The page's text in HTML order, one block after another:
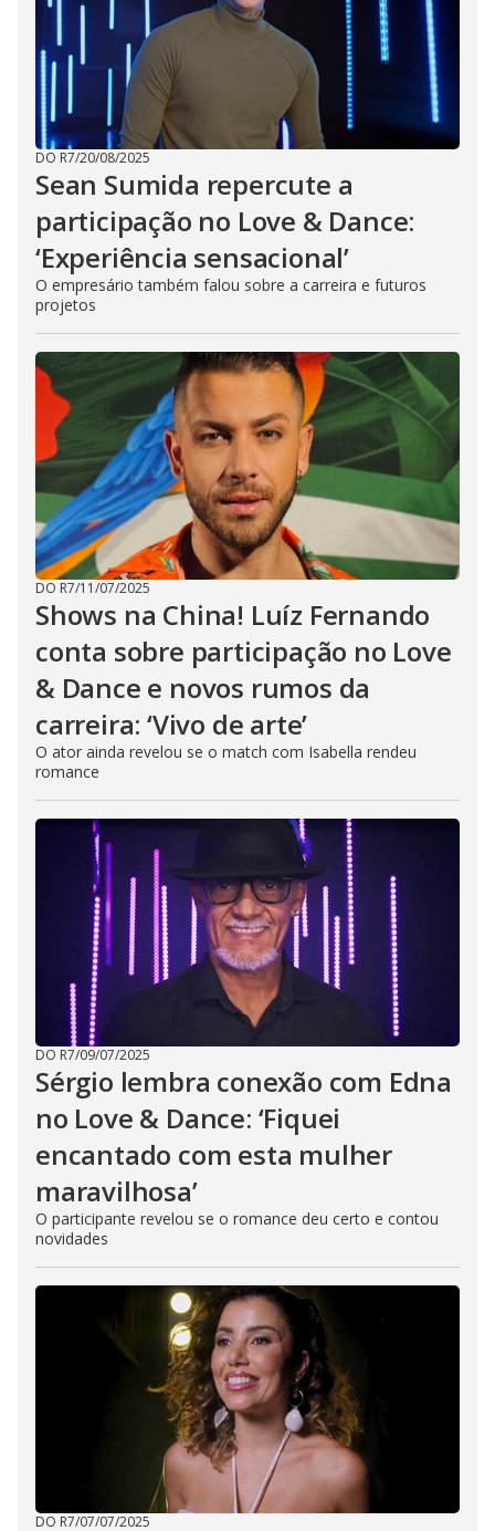
DO R7/20/08/2025
Sean Sumida repercute a
participação no Love & Dance:
‘Experiência sensacional’
O empresário também falou sobre a carreira e futuros
projetos
DO R7/11/07/2025
Shows na China! Luíz Fernando
conta sobre participação no Love
& Dance e novos rumos da
carreira: ‘Vivo de arte’
O ator ainda revelou se o match com Isabella rendeu
romance
DO R7/09/07/2025
Sérgio lembra conexão com Edna
no Love & Dance: ‘Fiquei
encantado com esta mulher
maravilhosa’
O participante revelou se o romance deu certo e contou
novidades
DO R7/07/07/2025